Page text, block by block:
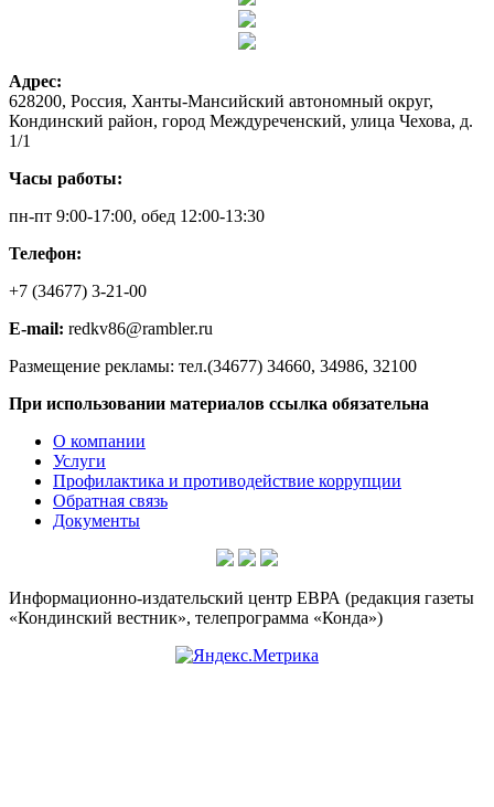
Адрес:
628200, Россия, Ханты-Мансийский автономный округ,
Кондинский район, город Междуреченский, улица Чехова, д.
1/1
Часы работы:
пн-пт 9:00-17:00, обед 12:00-13:30
Телефон:
+7 (34677) 3-21-00
E-mail: redkv86@rambler.ru
Размещение рекламы: тел.(34677) 34660, 34986, 32100
При использовании материалов ссылка обязательна
О компании
Услуги
Профилактика и противодействие коррупции
Обратная связь
Документы
Информационно-издательский центр ЕВРА (редакция газеты
«Кондинский вестник», телепрограмма «Конда»)